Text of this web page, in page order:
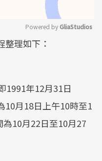
Powered by GliaStudios
理如下：
1991年12月31日
10月18日上午10時至1
10月22日至10月27